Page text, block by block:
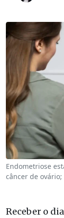
Endometriose
câncer de
Receber o